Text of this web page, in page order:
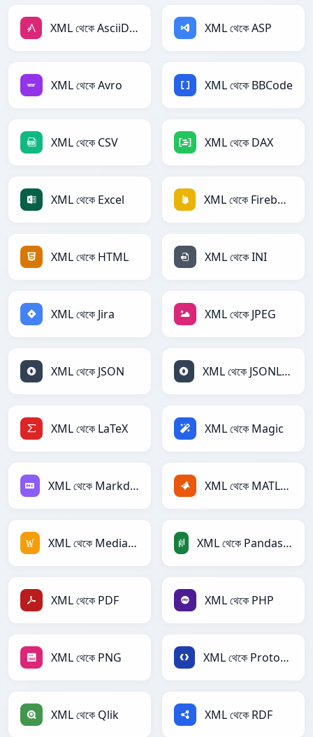
XML থেকে AsciiDoc XML থেকে ASP
XML থেকে Avro XML থেকে BBCode
XML থেকে CSV XML থেকে DAX
XML থেকে Excel XML থেকে Firebase
XML থেকে HTML XML থেকে INI
XML থেকে Jira XML থেকে JPEG
XML থেকে JSON XML থেকে JSONLines
XML থেকে LaTeX XML থেকে Magic
XML থেকে Markdown XML থেকে MATLAB
XML থেকে MediaWiki XML থেকে PandasDataFrame
XML থেকে PDF XML থেকে PHP
XML থেকে PNG XML থেকে Protobuf
XML থেকে Qlik XML থেকে RDF